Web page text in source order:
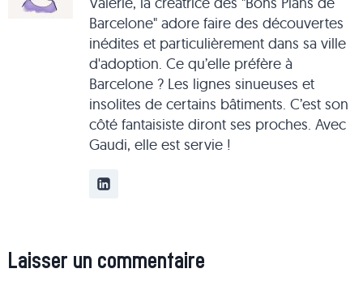
Barcelone" adore faire des découvertes
inédites et particulièrement dans sa ville
d'adoption. Ce qu’elle préfère à
Barcelone ? Les lignes sinueuses et
insolites de certains bâtiments. C’est son
côté fantaisiste diront ses proches. Avec
Gaudi, elle est servie !
Laisser un commentaire